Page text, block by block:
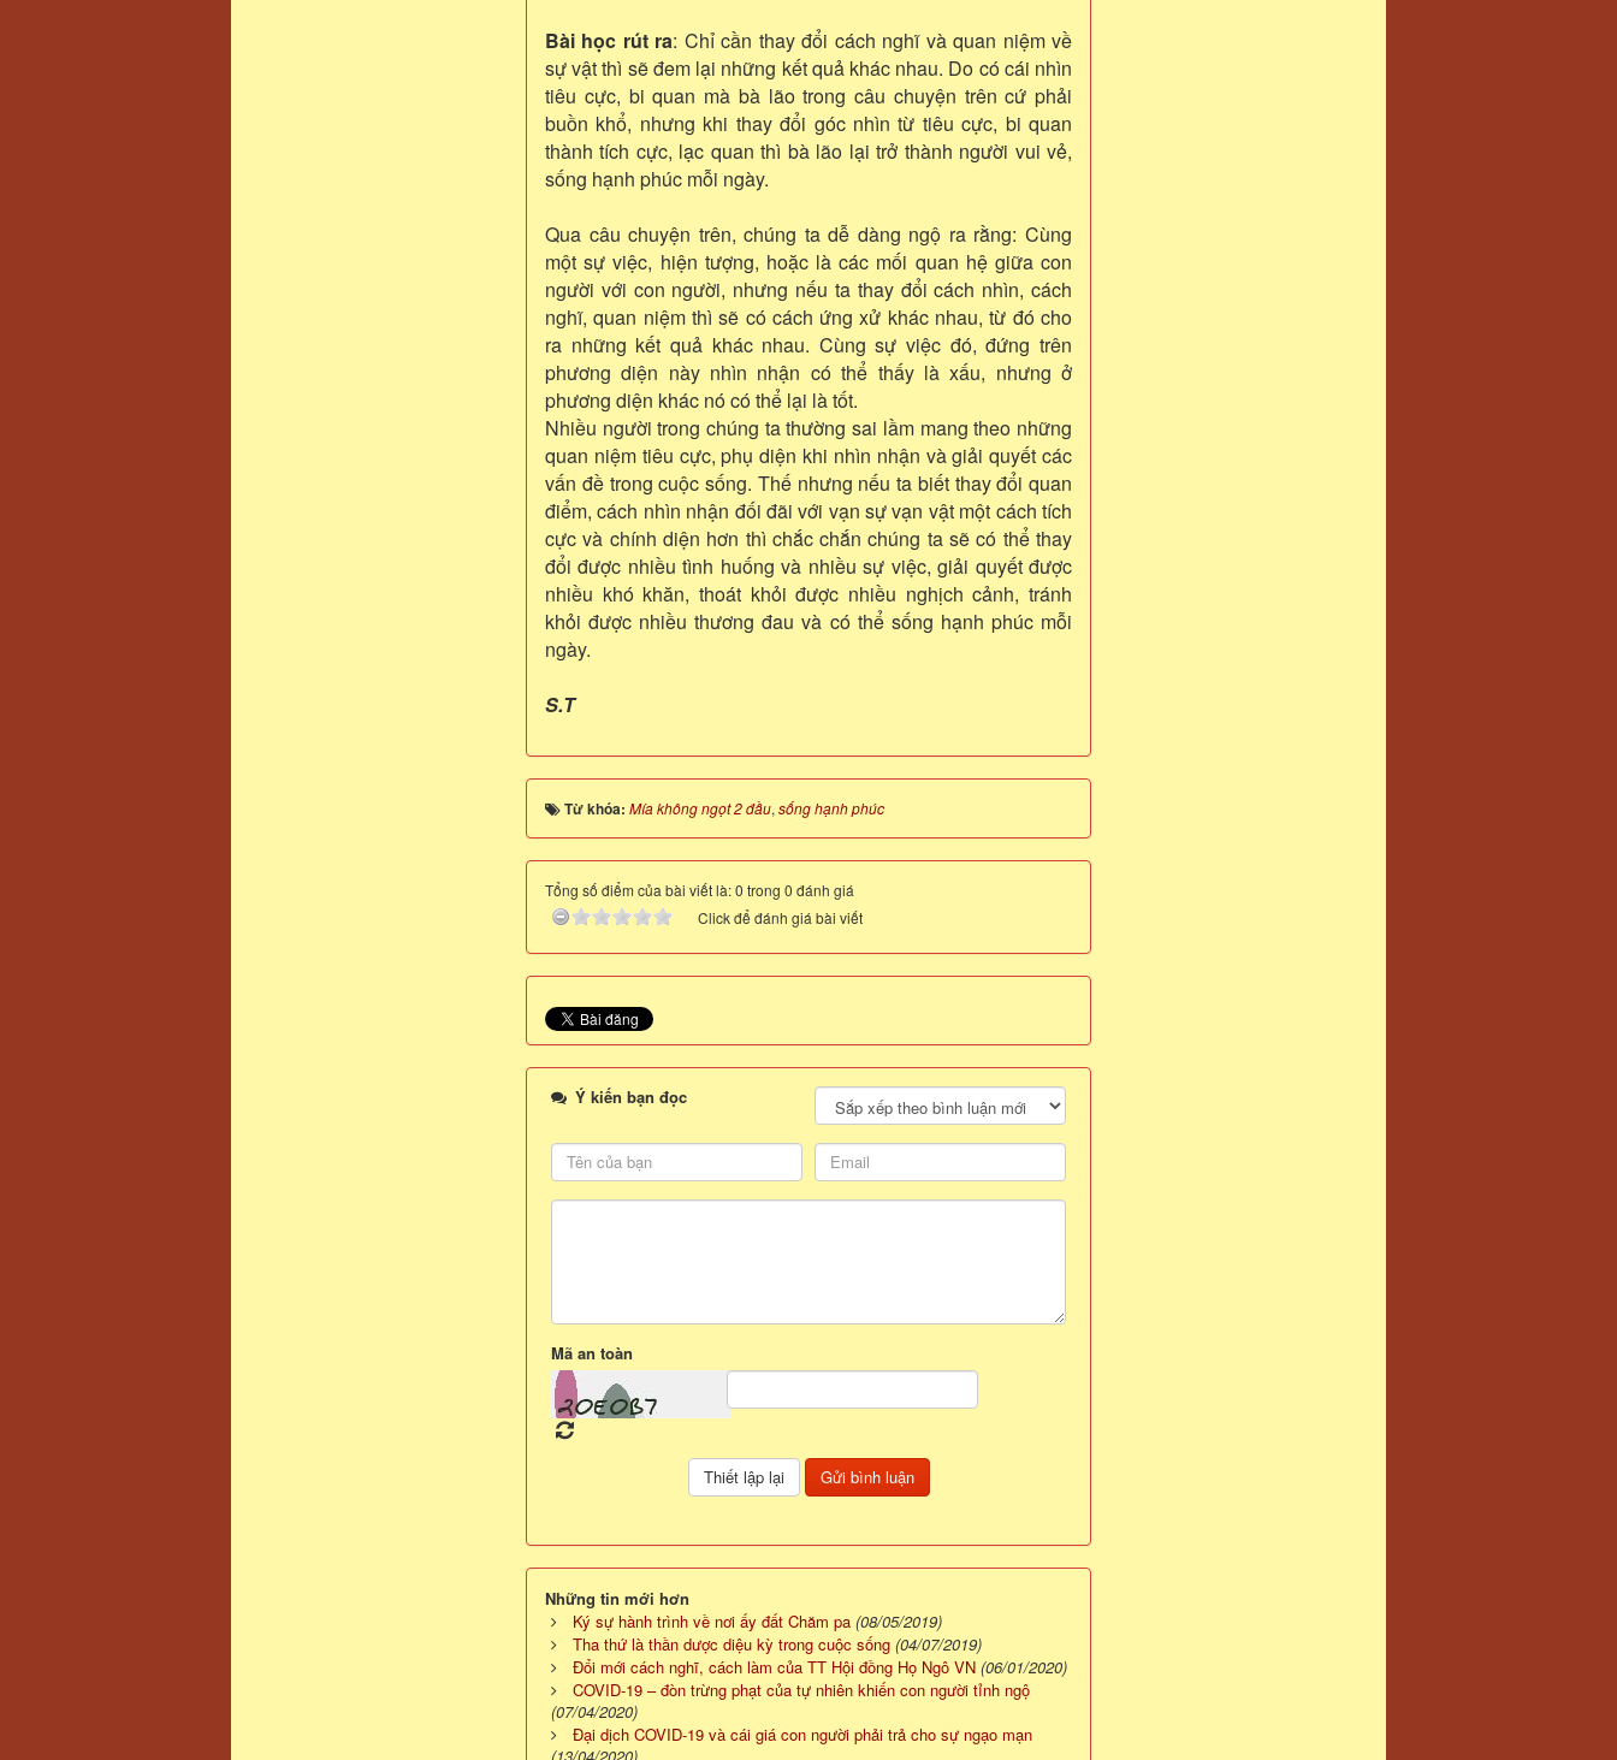
Bài học rút ra: Chỉ cần thay đổi cách nghĩ và quan niệm về
sự vật thì sẽ đem lại những kết quả khác nhau. Do có cái nhìn
tiêu cực, bi quan mà bà lão trong câu chuyện trên cứ phải
buồn khổ, nhưng khi thay đổi góc nhìn từ tiêu cực, bi quan
thành tích cực, lạc quan thì bà lão lại trở thành người vui vẻ,
sống hạnh phúc mỗi ngày.
Qua câu chuyện trên, chúng ta dễ dàng ngộ ra rằng: Cùng
một sự việc, hiện tượng, hoặc là các mối quan hệ giữa con
người với con người, nhưng nếu ta thay đổi cách nhìn, cách
nghĩ, quan niệm thì sẽ có cách ứng xử khác nhau, từ đó cho
ra những kết quả khác nhau. Cùng sự việc đó, đứng trên
phương diện này nhìn nhận có thể thấy là xấu, nhưng ở
phương diện khác nó có thể lại là tốt.
Nhiều người trong chúng ta thường sai lầm mang theo những
quan niệm tiêu cực, phụ diện khi nhìn nhận và giải quyết các
vấn đề trong cuộc sống. Thế nhưng nếu ta biết thay đổi quan
điểm, cách nhìn nhận đối đãi với vạn sự vạn vật một cách tích
cực và chính diện hơn thì chắc chắn chúng ta sẽ có thể thay
đổi được nhiều tình huống và nhiều sự việc, giải quyết được
nhiều khó khăn, thoát khỏi được nhiều nghịch cảnh, tránh
khỏi được nhiều thương đau và có thể sống hạnh phúc mỗi
ngày.
S.T
Từ khóa: Mía không ngọt 2 đầu, sống hạnh phúc
Tổng số điểm của bài viết là: 0 trong 0 đánh giá
Click để đánh giá bài viết
Ý kiến bạn đọc
Mã an toàn
Những tin mới hơn
Ký sự hành trình về nơi ấy đất Chăm pa (08/05/2019)
Tha thứ là thần dược diệu kỳ trong cuộc sống (04/07/2019)
Đổi mới cách nghĩ, cách làm của TT Hội đồng Họ Ngô VN (06/01/2020)
COVID-19 – đòn trừng phạt của tự nhiên khiến con người tỉnh ngộ
(07/04/2020)
Đại dịch COVID-19 và cái giá con người phải trả cho sự ngạo mạn